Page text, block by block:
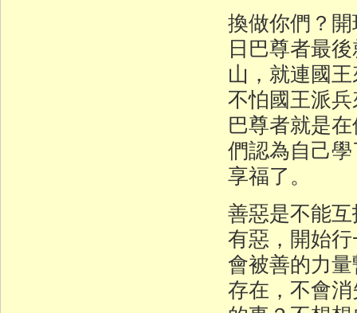
換做你們？
日巴尊者最
山，就連國
不怕國王派
巴尊者就是
們認為自己
享福了。
善惡是不能
有惡，開始
會被善的力
存在，不會